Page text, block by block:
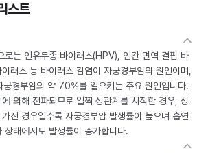
스트
로는 인유두종 바이러스(HPV), 인간 면역 결핍 바
러스 등 바이러스 감염이 자궁경부암의 원인이며,
경부암의 약 70%를 일으키는 주요 원인입니다.
의해 전파되므로 일찍 성관계를 시작한 경우, 성
진 경우일수록 자궁경부암 발생률이 높으며 흡연
상태에서도 발생률이 증가합니다.